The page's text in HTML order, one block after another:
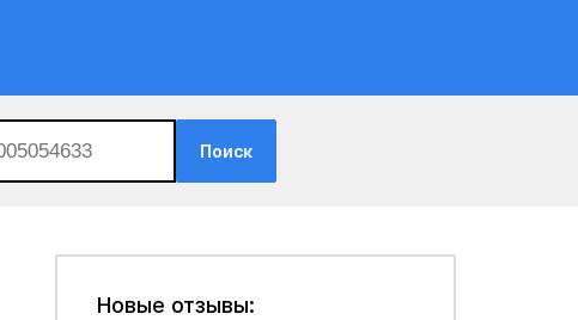
Поиск
Новые отзывы: